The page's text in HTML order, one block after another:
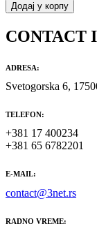
Додај у корпу
CONTACT
ADRESA:
Svetogorska 6,
TELEFON:
+381 17 400234
+381 65 6782201
E-MAIL:
contact@3net.rs
RADNO VREME: